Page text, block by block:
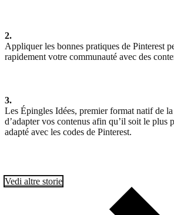
2.
Appliquer les bonnes pratiques de Pinterest
rapidement votre communauté avec des
3.
Les Épingles Idées, premier format natif de
d’adapter vos contenus afin qu’il soit le plus
adapté avec les codes de Pinterest.
Vedi altre storie